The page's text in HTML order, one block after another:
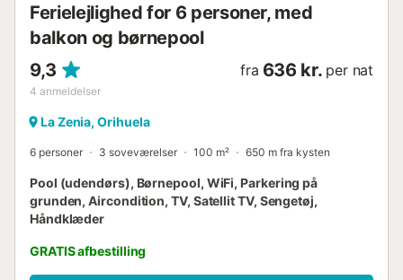
Ferielejlighed for 6 personer, med
balkon og børnepool
9,3
4 anmeldelser
fra 636 kr. per nat
La Zenia, Orihuela
6 personer 3 soveværelser 100 m² 650 m fra kysten
Pool (udendørs), Børnepool, WiFi, Parkering på
grunden, Aircondition, TV, Satellit TV, Sengetøj,
Håndklæder
GRATIS afbestilling